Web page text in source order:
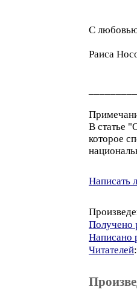
С
Раиса
В статье
которое
Написать
Получено
Написано
Читателей: